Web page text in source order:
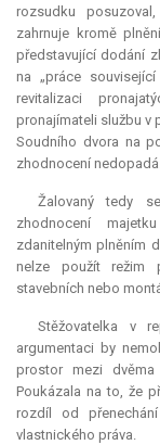
rozsudku
zahrnuje kromě
představující dodání
na „práce
revitalizaci
pronajímateli službu v
Soudního dvora na
zhodnocení
Žalovaný tedy
zhodnocení
zdanitelným plněním
nelze použít režim
stavebních nebo
Stěžovatelka v
argumentaci by
prostor mezi
Poukázala na to, že
rozdíl od
vlastnického práva.